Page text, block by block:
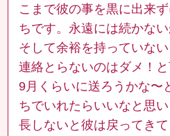
こまで彼の事を黒に出来
ちです。永遠には続かない
そして余裕を持っていない
連絡とらないのはダメ！
9月くらいに送ろうかな〜
ちでいれたらいいなと思
長しないと彼は戻ってきて